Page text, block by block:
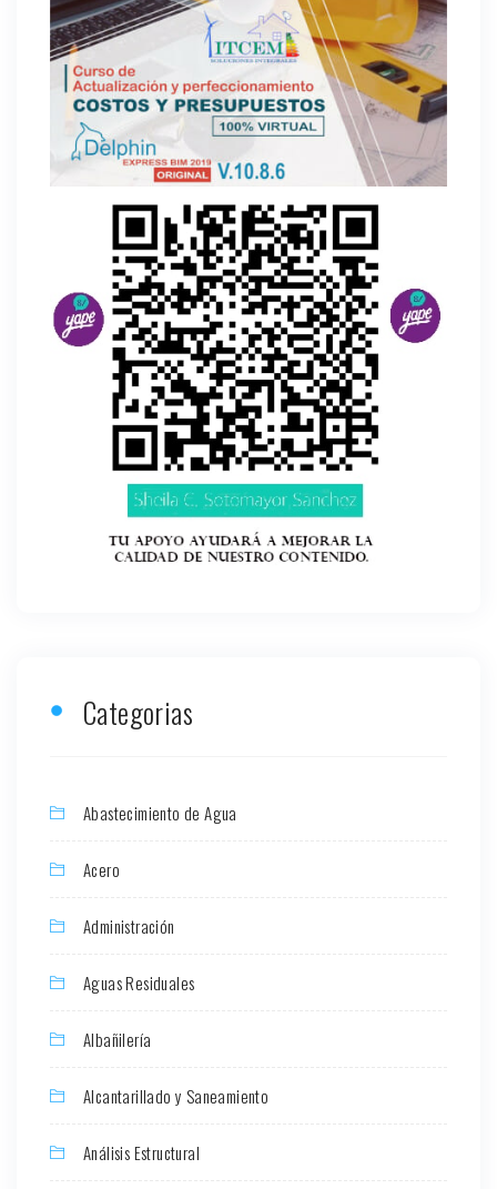
Categorias
Abastecimiento de Agua
Acero
Administración
Aguas Residuales
Albañilería
Alcantarillado y Saneamiento
Análisis Estructural